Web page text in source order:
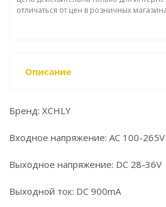
отличаться от цен в розничных
Описание
Бренд: XCHLY
Входное напряжение: АС 100-265V
Выходное напряжение: DC 28-36V
Выходной ток: DC 900mA